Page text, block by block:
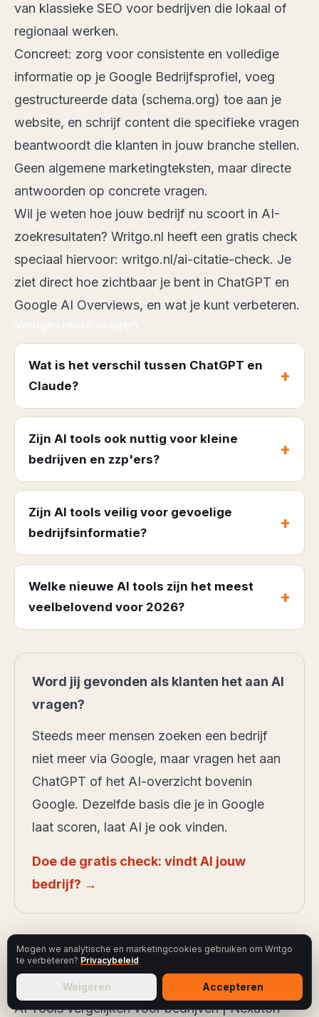
van klassieke SEO voor bedrijven die lokaal of
regionaal werken.
Concreet: zorg voor consistente en volledige
informatie op je Google Bedrijfsprofiel, voeg
gestructureerde data (schema.org) toe aan je
website, en schrijf content die specifieke vragen
beantwoordt die klanten in jouw branche stellen.
Geen algemene marketingteksten, maar directe
antwoorden op concrete vragen.
Wil je weten hoe jouw bedrijf nu scoort in AI-
zoekresultaten? Writgo.nl heeft een gratis check
speciaal hiervoor: writgo.nl/ai-citatie-check. Je
ziet direct hoe zichtbaar je bent in ChatGPT en
Google AI Overviews, en wat je kunt verbeteren.
Wat is het verschil tussen ChatGPT en
Claude?
Zijn AI tools ook nuttig voor kleine
bedrijven en zzp'ers?
Zijn AI tools veilig voor gevoelige
bedrijfsinformatie?
Welke nieuwe AI tools zijn het meest
veelbelovend voor 2026?
Word jij gevonden als klanten het aan AI
vragen?
Steeds meer mensen zoeken een bedrijf
niet meer via Google, maar vragen het aan
ChatGPT of het AI-overzicht bovenin
Google. Dezelfde basis die je in Google
laat scoren, laat AI je ook vinden.
Doe de gratis check: vindt AI jouw
bedrijf? →
Bronnen
Beste AI tools voor ondernemers in 2026 |
AIFabriek
AI Tools vergelijken voor bedrijven | Nexaton
Mogen we analytische en marketingcookies gebruiken om Writgo
te verbeteren? Privacybeleid
Weigeren Accepteren